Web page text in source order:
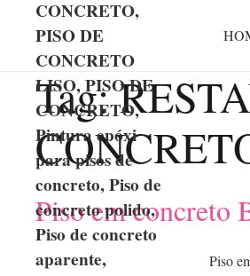
CONCRETO,
PISO DE
CONCRETO
LISO, PISO DE
CONCRETO,
Pintura epóxi
para pisos de
concreto, Piso de
concreto polido,
Piso de concreto
aparente,
Tag:
Piso em concreto
Piso